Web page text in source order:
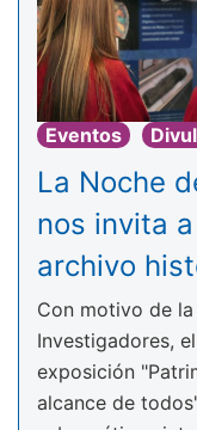
Eventos
La Noche
nos invita
archivo
Con motivo de
Investigadores,
exposición
alcance de